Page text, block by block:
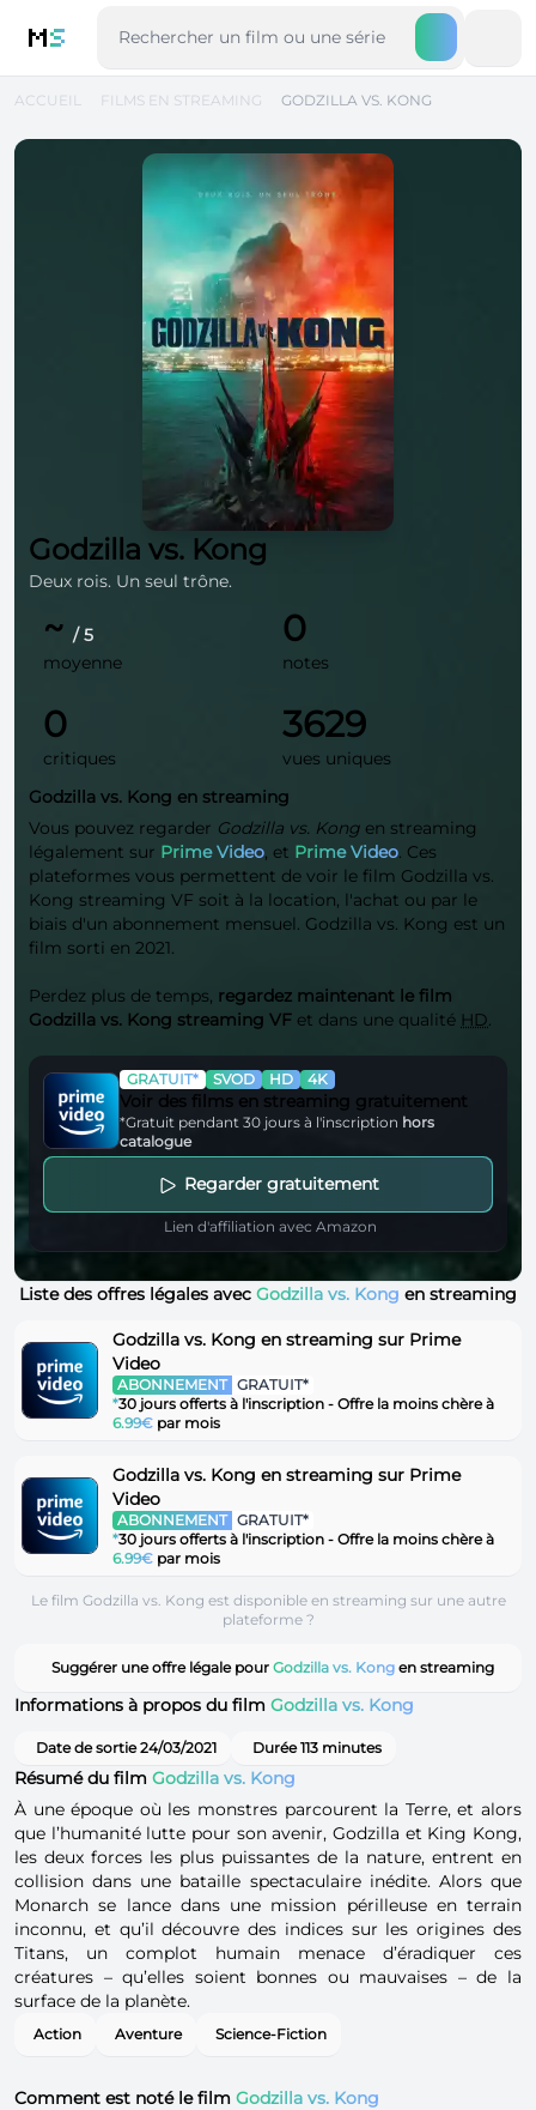
MS
ACCUEIL FILMS EN STREAMING GODZILLA VS. KONG
Godzilla vs. Kong
Deux rois. Un seul trône.
~ / 5
moyenne
0
notes
0
critiques
3629
vues uniques
Godzilla vs. Kong en streaming
Vous pouvez regarder Godzilla vs. Kong en streaming
légalement sur Prime Video, et Prime Video. Ces
plateformes vous permettent de voir le film Godzilla vs.
Kong streaming VF soit à la location, l'achat ou par le
biais d'un abonnement mensuel. Godzilla vs. Kong est un
film sorti en 2021.
Perdez plus de temps, regardez maintenant le film
Godzilla vs. Kong streaming VF et dans une qualité HD.
GRATUIT* SVOD HD 4K
Voir des films en streaming gratuitement
*Gratuit pendant 30 jours à l'inscription hors
catalogue
Regarder gratuitement
Lien d'affiliation avec Amazon
Liste des offres légales avec Godzilla vs. Kong en streaming
Godzilla vs. Kong en streaming sur Prime
Video
ABONNEMENT GRATUIT*
*30 jours offerts à l'inscription - Offre la moins chère à
6.99€ par mois
Godzilla vs. Kong en streaming sur Prime
Video
ABONNEMENT GRATUIT*
*30 jours offerts à l'inscription - Offre la moins chère à
6.99€ par mois
Le film Godzilla vs. Kong est disponible en streaming sur une autre
plateforme ?
Suggérer une offre légale pour Godzilla vs. Kong en streaming
Informations à propos du film Godzilla vs. Kong
Date de sortie 24/03/2021 Durée 113 minutes
Résumé du film Godzilla vs. Kong
À une époque où les monstres parcourent la Terre, et alors
que l’humanité lutte pour son avenir, Godzilla et King Kong,
les deux forces les plus puissantes de la nature, entrent en
collision dans une bataille spectaculaire inédite. Alors que
Monarch se lance dans une mission périlleuse en terrain
inconnu, et qu’il découvre des indices sur les origines des
Titans, un complot humain menace d’éradiquer ces
créatures – qu’elles soient bonnes ou mauvaises – de la
surface de la planète.
Action Aventure Science-Fiction
Comment est noté le film Godzilla vs. Kong